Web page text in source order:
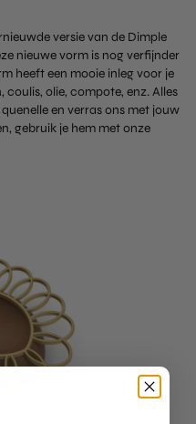
versie van de Dimple
nieuwe vorm is nog verfijnder
heeft een mooie inleg voor je
olie, compote, enz. Alles
en verras ons met jouw
gebruik je hem met onze